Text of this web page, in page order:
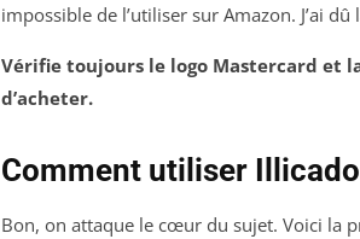
impossible de l’utiliser sur Amazon. J’ai
Vérifie toujours le logo Mastercard et
d’acheter.
Comment utiliser
Bon, on attaque le cœur du sujet. Voici la